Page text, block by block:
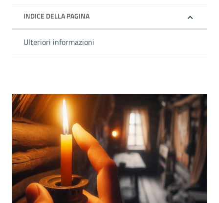
INDICE DELLA PAGINA
Ulteriori informazioni